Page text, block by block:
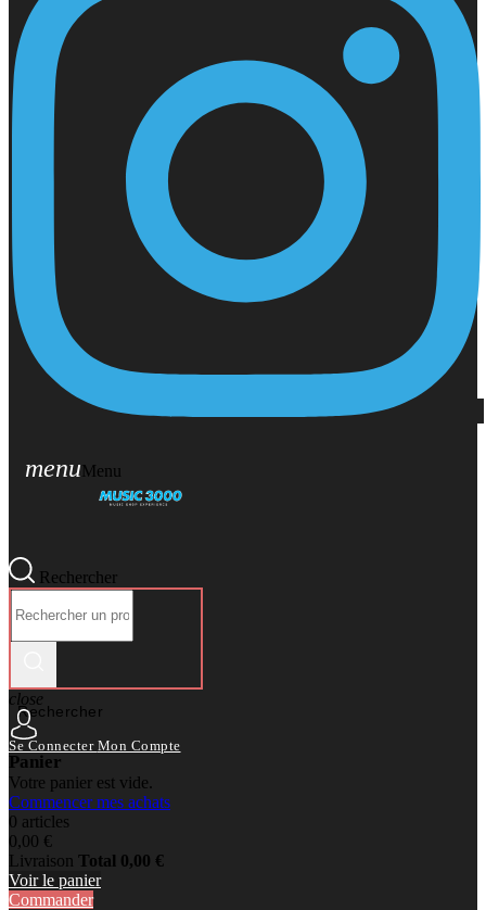
menuMenu
Rechercher
Rechercher
close
Se Connecter Mon Compte
Panier
Votre panier est vide.
Commencer mes achats
0 articles
0,00 €
Livraison Total 0,00 €
Voir le panier
Commander